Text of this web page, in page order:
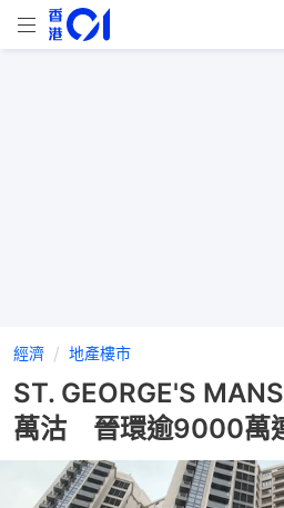
經濟 地產樓市
ST. GEORGE'S
萬沽 晉環逾9000萬